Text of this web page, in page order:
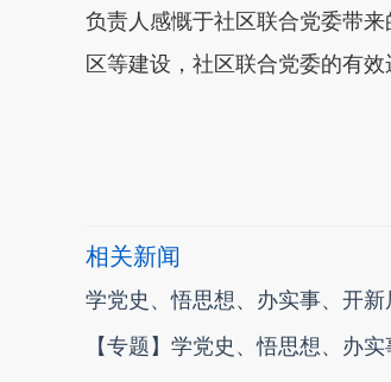
负责人感慨于社区联合党委带
区等建设，社区联合党委的有
相关新闻
学党史、悟思想、办实事、开
【专题】学党史、悟思想、办